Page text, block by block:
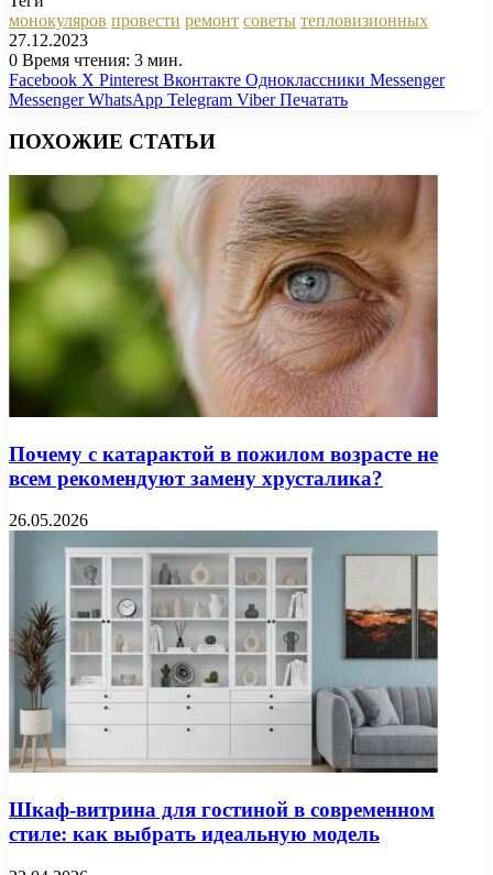
монокуляров провести ремонт советы тепловизионных
27.12.2023
0 Время чтения: 3 мин.
Facebook X Pinterest Вконтакте Одноклассники Messenger
Messenger WhatsApp Telegram Viber Печатать
ПОХОЖИЕ СТАТЬИ
Почему с катарактой в пожилом возрасте не
всем рекомендуют замену хрусталика?
26.05.2026
Шкаф-витрина для гостиной в современном
стиле: как выбрать идеальную модель